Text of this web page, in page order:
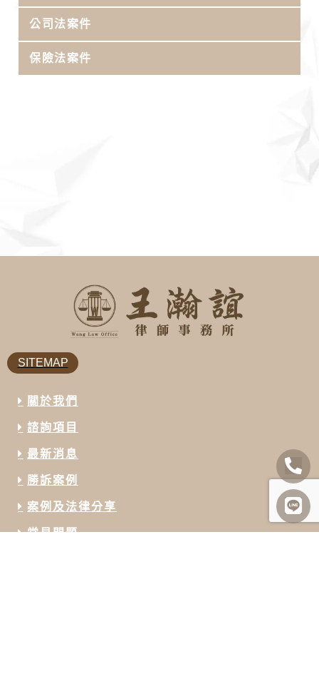
公司法案件
保險法案件
SITEMAP
關於我們
諮詢項目
最新消息
勝訴案例
案例及法律分享
常見問題